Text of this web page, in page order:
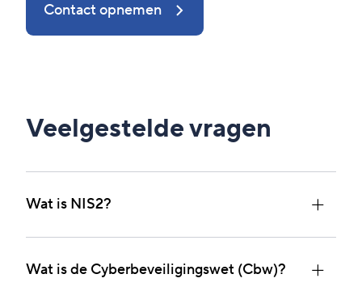
Contact opnemen
Veelgestelde vragen
Wat is NIS2?
cybersecurity. Deze stelt strengere eisen aan
Wat is de Cyberbeveiligingswet (Cbw)?